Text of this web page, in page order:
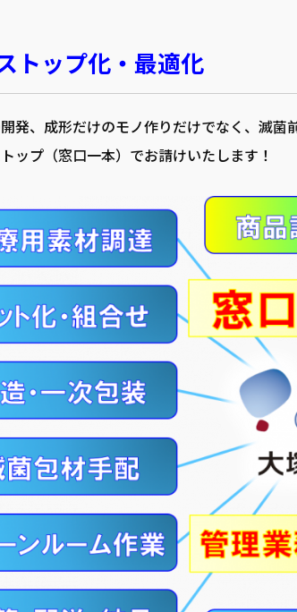
トップ化・最適化
発、成形だけのモノ作りだけでなく、 滅菌
ップ（窓口一本）でお請けいたします！